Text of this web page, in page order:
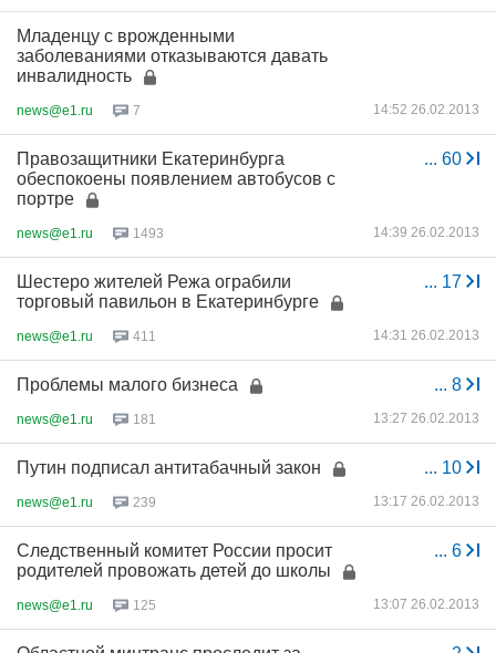
Младенцу с врожденными
заболеваниями отказываются давать
инвалидность
news@e1.ru 7 14:52 26.02.2013
... 60
Правозащитники Екатеринбурга
обеспокоены появлением автобусов с
портре
news@e1.ru 1493 14:39 26.02.2013
... 17
Шестеро жителей Режа ограбили
торговый павильон в Екатеринбурге
news@e1.ru 411 14:31 26.02.2013
... 8
Проблемы малого бизнеса
news@e1.ru 181 13:27 26.02.2013
... 10
Путин подписал антитабачный закон
news@e1.ru 239 13:17 26.02.2013
... 6
Следственный комитет России просит
родителей провожать детей до школы
news@e1.ru 125 13:07 26.02.2013